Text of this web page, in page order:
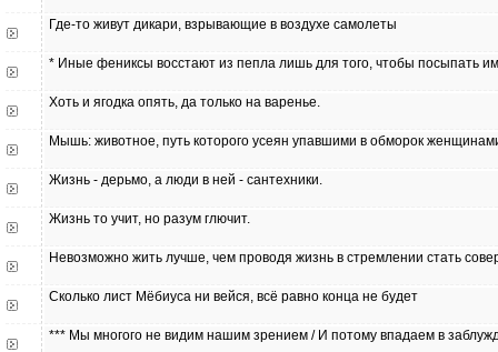
Где-то живут дикари, взрывающие в воздухе самолеты
* Иные фениксы восстают из пепла лишь для того, чтобы посыпать
Хоть и ягодка опять, да только на варенье.
Мышь: животное, путь которого усеян упавшими в обморок
Жизнь - дерьмо, а люди в ней - сантехники.
Жизнь то учит, но разум глючит.
Невозможно жить лучше, чем проводя жизнь в стремлении стать
Сколько лист Мёбиуса ни вейся, всё равно конца не будет
*** Мы многого не видим нашим зрением / И потому впадаем в